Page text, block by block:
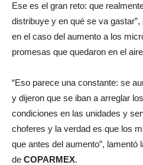
Ese es el gran reto: que
distribuye y en qué se va
en el caso del aumento a los
promesas que quedaron en el
“Eso parece una constante: se
y dijeron que se iban a arreglar
condiciones en las unidades y
choferes y la verdad es que los
que antes del aumento”, lamentó
de COPARMEX.